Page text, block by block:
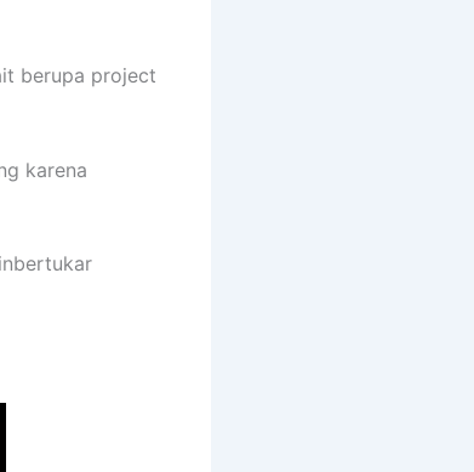
berupa project
karena